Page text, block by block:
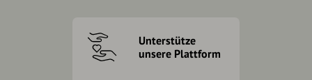
Unterstütze
unsere Plattform